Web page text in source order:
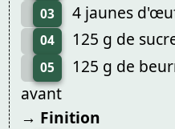
03 4 jaunes
04 125 g de
05
125 g de
avant
→ Finition